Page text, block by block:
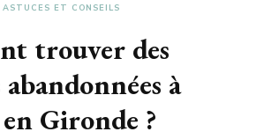
ASTUCES ET CONSEILS
trouver des
à
Gironde ?